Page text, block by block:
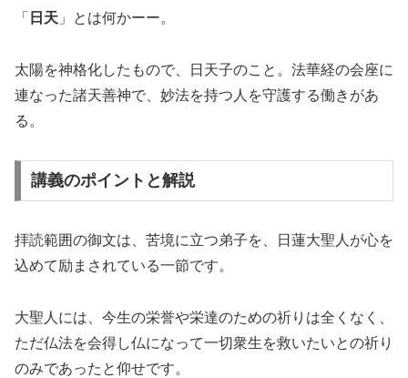
「 日天 」とは何かーー。
太陽を神格化したもので、日天子のこと。法華経の会座に
連なった諸天善神で、妙法を持つ人を守護する働きがあ
る。
講義のポイントと解説
拝読範囲の御文は、苦境に立つ弟子を、日蓮大聖人が心を
込めて励まされている一節です。
大聖人には、今生の栄誉や栄達のための祈りは全くなく、
ただ仏法を会得し仏になって一切衆生を救いたいとの祈り
のみであったと仰せです。